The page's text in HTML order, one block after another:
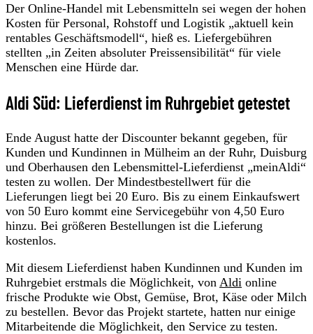
Der Online-Handel mit Lebensmitteln sei wegen der hohen
Kosten für Personal, Rohstoff und Logistik „aktuell kein
rentables Geschäftsmodell“, hieß es. Liefergebühren
stellten „in Zeiten absoluter Preissensibilität“ für viele
Menschen eine Hürde dar.
Aldi Süd: Lieferdienst im Ruhrgebiet getestet
Ende August hatte der Discounter bekannt gegeben, für
Kunden und Kundinnen in Mülheim an der Ruhr, Duisburg
und Oberhausen den Lebensmittel-Lieferdienst „meinAldi“
testen zu wollen. Der Mindestbestellwert für die
Lieferungen liegt bei 20 Euro. Bis zu einem Einkaufswert
von 50 Euro kommt eine Servicegebühr von 4,50 Euro
hinzu. Bei größeren Bestellungen ist die Lieferung
kostenlos.
Mit diesem Lieferdienst haben Kundinnen und Kunden im
Ruhrgebiet erstmals die Möglichkeit, von Aldi online
frische Produkte wie Obst, Gemüse, Brot, Käse oder Milch
zu bestellen. Bevor das Projekt startete, hatten nur einige
Mitarbeitende die Möglichkeit, den Service zu testen.